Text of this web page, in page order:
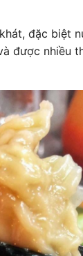
đặc biệt
được nhiều